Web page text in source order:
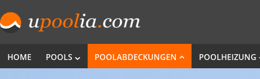
HOME POOLS POOLABDECKUNGEN POOLHEIZUNG